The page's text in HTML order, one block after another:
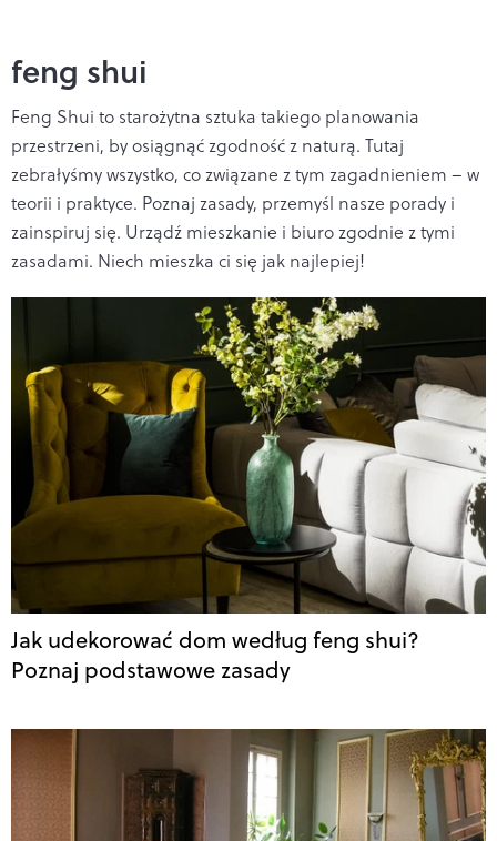
feng shui
Feng Shui to starożytna sztuka takiego planowania
przestrzeni, by osiągnąć zgodność z naturą. Tutaj
zebrałyśmy wszystko, co związane z tym zagadnieniem – w
teorii i praktyce. Poznaj zasady, przemyśl nasze porady i
zainspiruj się. Urządź mieszkanie i biuro zgodnie z tymi
zasadami. Niech mieszka ci się jak najlepiej!
Jak udekorować dom według feng shui?
Poznaj podstawowe zasady